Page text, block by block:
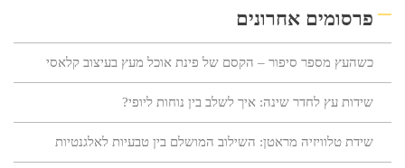
פרסומים אחרונים
כשהעץ מספר סיפור – הקסם של פינת אוכל מעץ בעיצוב קלאסי
שידות עץ לחדר שינה: איך לשלב בין נוחות ליופי?
שידת טלוויזיה מראטן: השילוב המושלם בין טבעיות לאלגנטיות